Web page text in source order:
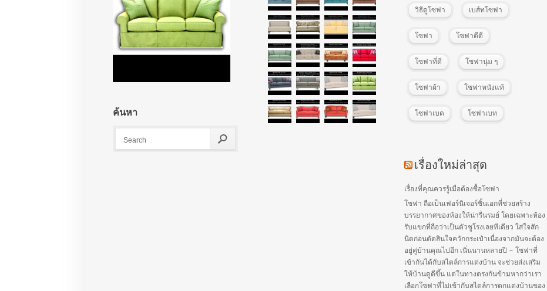
ค้นหา
วิธีดูโซฟา เบส์ทโซฟา
โซฟา โซฟาดีดี
โซฟาที่ดี โซฟานุ่ม ๆ
โซฟาผ้า โซฟาหนังแท้
โซฟาเบด โซฟาเบท
เรื่องใหม่ล่าสุด
เรื่องที่คุณควรรู้เมื่อต้องซื้อโซฟา
โซฟา ถือเป็นเฟอร์นิเจอร์ชิ้นเอกที่ช่วยสร้าง
บรรยากาศของห้องให้น่ารื่นรมย์ โดยเฉพาะห้อง
รับแขกที่ถือว่าเป็นตัวชูโรงเลยทีเดียว ใส่ใจสัก
นิดก่อนตัดสินใจควักกระเป๋าเนื่องจากมันจะต้อง
อยู่คู่บ้านคุณไปอีก เนิ่นนานหลายปี – โซฟาที่
เข้ากันได้กับสไตล์การแต่งบ้าน จะช่วยส่งเสริม
ให้บ้านดูดีขึ้น แต่ในทางตรงกันข้ามหากว่าเรา
เลือกโซฟาที่ไม่เข้ากับสไตล์การตกแต่งบ้านของ